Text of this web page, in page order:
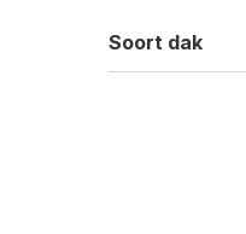
Soort dak